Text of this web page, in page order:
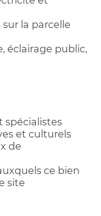
la parcelle
éclairage public,
spécialistes
et culturels
de
ce bien
site